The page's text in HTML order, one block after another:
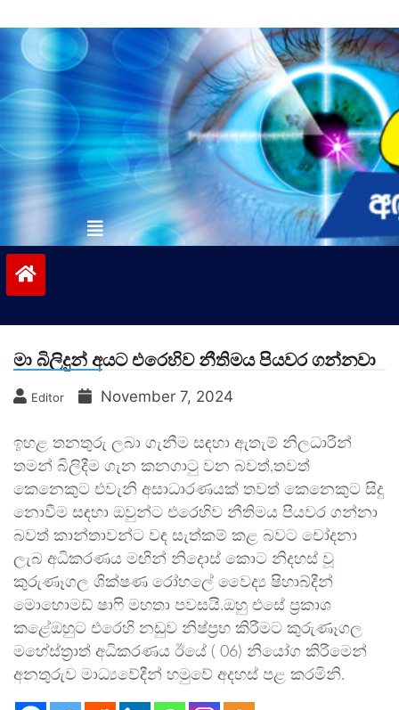
to
contentvinivida.lk
මා බිලිදුන් අයට එරෙහිව නීතිමය පියවර ගන්නවා
Editor November 7, 2024
ඉහළ තනතුරු ලබා ගැනීම සඳහා ඇතැම් නිලධාරීන්
තමන් බිලිදීම ගැන කනගාටු වන බවත්,තවත්
කෙනෙකුට එවැනි අසාධාරණයක් තවත් කෙනෙකුට සිදු
නොවීම සඳහා ඔවුන්ට එරෙහිව නීතිමය පියවර ගන්නා
බවත් කාන්තාවන්ට වඳ සැත්කම් කළ බවට චෝදනා
ලැබ අධිකරණය මඟින් නිදොස් කොට නිදහස් වූ
කුරුණෑගල ශික්ෂණ රෝහලේ වෛද්‍ය ෂිහාබ්දීන්
මොහොමඩ් ෂාෆි මහතා පවසයි.ඔහු එසේ ප්‍රකාශ
කළේඔහුට එරෙහි නඩුව නිෂ්ප්‍රභ කිරීමට කුරුණෑගල
මහේස්ත්‍රාත් අධිකරණය ඊයේ ( 06) නියෝග කිරීමෙන්
අනතුරුව මාධ්‍යවේදීන් හමුවේ අදහස් පළ කරමිනි.